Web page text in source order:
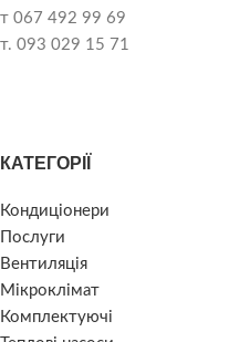
т 067 492 99 69
т. 093 029 15 71
КАТЕГОРІЇ
Кондиціонери
Послуги
Вентиляція
Мікроклімат
Комплектуючі